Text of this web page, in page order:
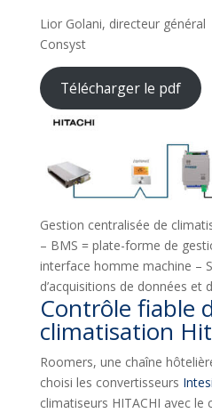
Lior Golani, directeur général
Consyst
Télécharger le pdf
Gestion centralisée de
– BMS = plate-forme de
interface homme machine –
d’acquisitions de données et
Contrôle fiable
climatisation
Roomers, une chaîne
choisi les convertisseurs
climatiseurs HITACHI avec le